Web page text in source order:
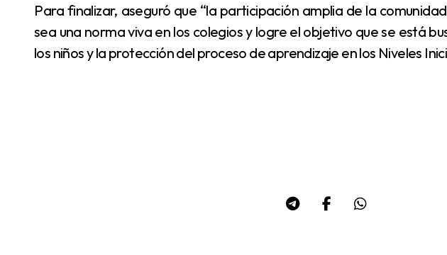
Para finalizar, aseguró que “la participación amplia de la comunidad educativa hará que esta ley
sea una norma viva en los colegios y logre el objetivo que se está
los niños y la protección del proceso de aprendizaje en los Niveles